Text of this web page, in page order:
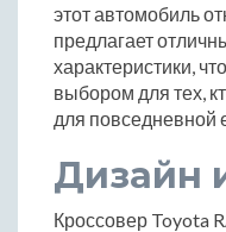
этот автомобиль
предлагает
характеристики,
выбором для тех,
для повседневной
Дизайн
Кроссовер Toyota